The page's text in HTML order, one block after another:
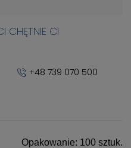
CHĘTNIE CI
+48 739 070 500
Opakowanie: 100 sztuk.